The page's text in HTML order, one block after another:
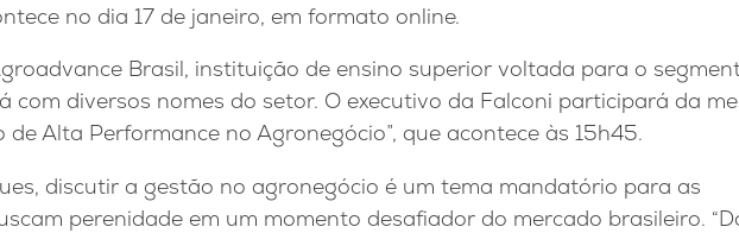
no dia 17 de janeiro, em formato online.
Brasil, instituição de ensino superior voltada para o
com diversos nomes do setor. O executivo da Falconi participará da
de Alta Performance no Agronegócio”, que acontece às 15h45.
discutir a gestão no agronegócio é um tema mandatório para as
perenidade em um momento desafiador do mercado brasileiro.